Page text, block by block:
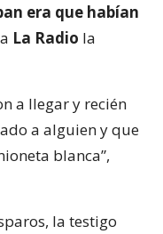
era que habían
La Radio la
a llegar y recién
a alguien y que
blanca”,
la testigo